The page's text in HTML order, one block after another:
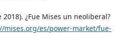
2018). ¿Fue Mises un neoliberal?
mises.org/es/power-market/fue-